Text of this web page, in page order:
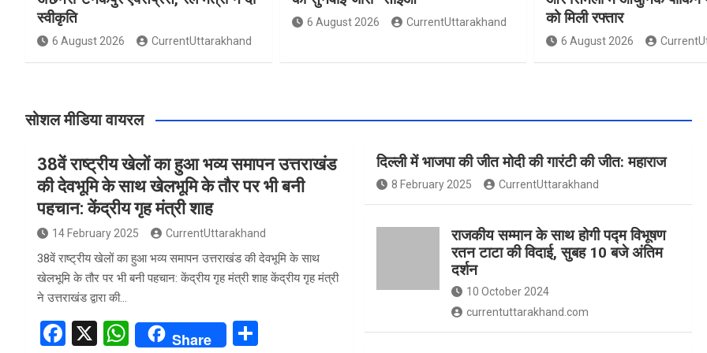
स्वीकृति
6 August 2026 CurrentUttarakhand
6 August 2026 CurrentUttarakhand
को मिली रफ्तार
6 August 2026
सोशल मीडिया वायरल
38वें राष्ट्रीय खेलों का हुआ भव्य समापन उत्तराखंड
की देवभूमि के साथ खेलभूमि के तौर पर भी बनी
पहचान: केंद्रीय गृह मंत्री शाह
14 February 2025 CurrentUttarakhand
38वें राष्ट्रीय खेलों का हुआ भव्य समापन उत्तराखंड की देवभूमि के साथ
खेलभूमि के तौर पर भी बनी पहचान: केंद्रीय गृह मंत्री शाह केंद्रीय गृह मंत्री
ने उत्तराखंड द्वारा की…
F
X
W
Share
दिल्ली में भाजपा की जीत मोदी की गारंटी की जीत: महाराज
8 February 2025 CurrentUttarakhand
राजकीय सम्मान के साथ होगी पद्म विभूषण
रतन टाटा की विदाई, सुबह 10 बजे अंतिम
दर्शन
10 October 2024
currentuttarakhand.com